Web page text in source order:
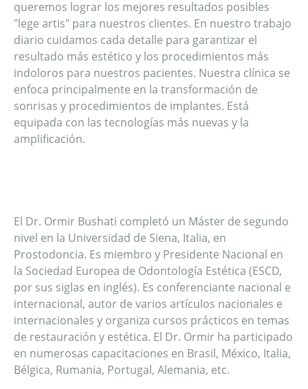
queremos lograr los mejores resultados posibles
"lege artis" para nuestros clientes. En nuestro trabajo
diario cuidamos cada detalle para garantizar el
resultado más estético y los procedimientos más
indoloros para nuestros pacientes. Nuestra clínica se
enfoca principalmente en la transformación de
sonrisas y procedimientos de implantes. Está
equipada con las tecnologías más nuevas y la
amplificación.
El Dr. Ormir Bushati completó un Máster de segundo
nivel en la Universidad de Siena, Italia, en
Prostodoncia. Es miembro y Presidente Nacional en
la Sociedad Europea de Odontología Estética (ESCD,
por sus siglas en inglés). Es conferenciante nacional e
internacional, autor de varios artículos nacionales e
internacionales y organiza cursos prácticos en temas
de restauración y estética. El Dr. Ormir ha participado
en numerosas capacitaciones en Brasil, México, Italia,
Bélgica, Rumania, Portugal, Alemania, etc.